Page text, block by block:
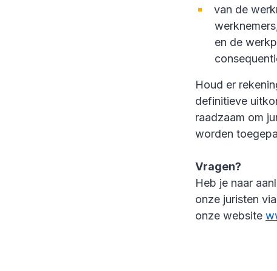
van de
en de
Houd er
definitieve
raadzaam om
worden
Vragen?
Heb je naar
onze juristen via
onze website